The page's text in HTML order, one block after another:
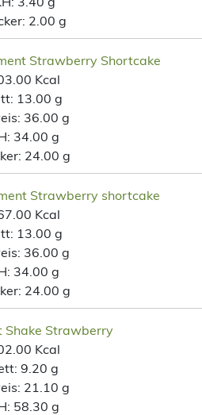
2.00 g
Strawberry Shortcake
Kcal
13.00 g
36.00 g
34.00 g
24.00 g
Strawberry shortcake
Kcal
13.00 g
36.00 g
34.00 g
24.00 g
Shake Strawberry
Kcal
9.20 g
21.10 g
58.30 g